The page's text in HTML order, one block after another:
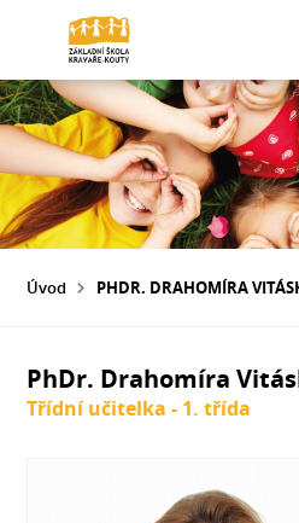
Úvod PHDR. DRAHOMÍRA
PhDr. Drahomíra
Třídní učitelka - 1. třída